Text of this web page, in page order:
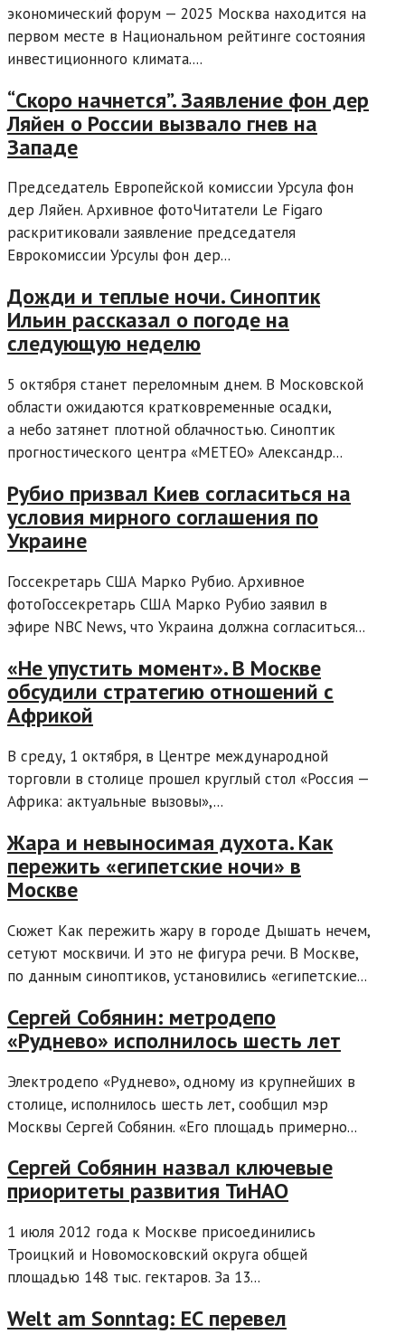
экономический форум — 2025 Москва находится на
первом месте в Национальном рейтинге состояния
инвестиционного климата....
“Скоро начнется”. Заявление фон дер
Ляйен о России вызвало гнев на
Западе
Председатель Европейской комиссии Урсула фон
дер Ляйен. Архивное фотоЧитатели Le Figaro
раскритиковали заявление председателя
Еврокомиссии Урсулы фон дер...
Дожди и теплые ночи. Синоптик
Ильин рассказал о погоде на
следующую неделю
5 октября станет переломным днем. В Московской
области ожидаются кратковременные осадки,
а небо затянет плотной облачностью. Синоптик
прогностического центра «МЕТЕО» Александр...
Рубио призвал Киев согласиться на
условия мирного соглашения по
Украине
Госсекретарь США Марко Рубио. Архивное
фотоГоссекретарь США Марко Рубио заявил в
эфире NBC News, что Украина должна согласиться...
«Не упустить момент». В Москве
обсудили стратегию отношений с
Африкой
В среду, 1 октября, в Центре международной
торговли в столице прошел круглый стол «Россия —
Африка: актуальные вызовы»,...
Жара и невыносимая духота. Как
пережить «египетские ночи» в
Москве
Сюжет Как пережить жару в городе Дышать нечем,
сетуют москвичи. И это не фигура речи. В Москве,
по данным синоптиков, установились «египетские...
Сергей Собянин: метродепо
«Руднево» исполнилось шесть лет
Электродепо «Руднево», одному из крупнейших в
столице, исполнилось шесть лет, сообщил мэр
Москвы Сергей Собянин. «Его площадь примерно...
Сергей Собянин назвал ключевые
приоритеты развития ТиНАО
1 июля 2012 года к Москве присоединились
Троицкий и Новомосковский округа общей
площадью 148 тыс. гектаров. За 13...
Welt am Sonntag: ЕС перевел